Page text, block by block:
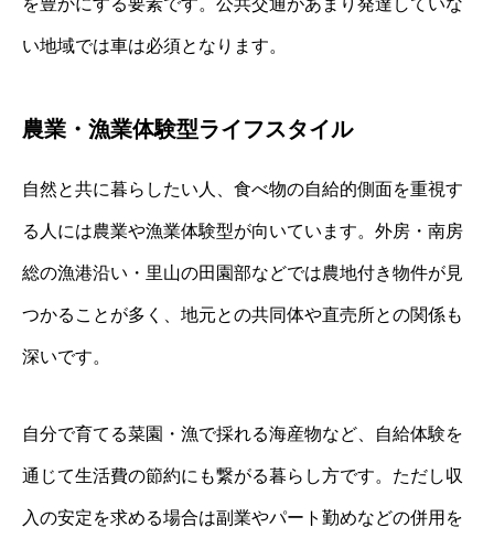
い地域では車は必須となります。
農業・漁業体験型ライフスタイル
自然と共に暮らしたい人、食べ物の自給的側面を重視す
る人には農業や漁業体験型が向いています。外房・南房
総の漁港沿い・里山の田園部などでは農地付き物件が見
つかることが多く、地元との共同体や直売所との関係も
深いです。
自分で育てる菜園・漁で採れる海産物など、自給体験を
通じて生活費の節約にも繋がる暮らし方です。ただし収
入の安定を求める場合は副業やパート勤めなどの併用を